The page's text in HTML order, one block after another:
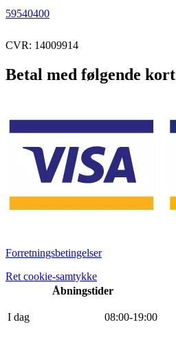
59540400
CVR: 14009914
Betal med følgende kort
Forretningsbetingelser
Ret cookie-samtykke
Åbningstider
I dag 08:00-19:00